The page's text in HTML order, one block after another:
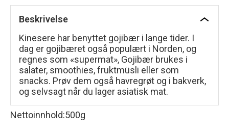
Beskrivelse
Kinesere har benyttet gojibær i lange tider. I
dag er gojibæret også populært i Norden, og
regnes som «supermat», Gojibær brukes i
salater, smoothies, fruktmüsli eller som
snacks. Prøv dem også havregrøt og i bakverk,
og selvsagt når du lager asiatisk mat.
Nettoinnhold:500g